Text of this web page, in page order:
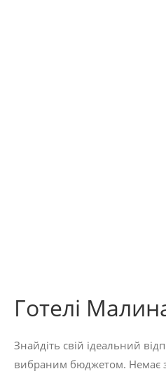
Готелі
Знайдіть свій ідеальний
вибраним бюджетом. Немає